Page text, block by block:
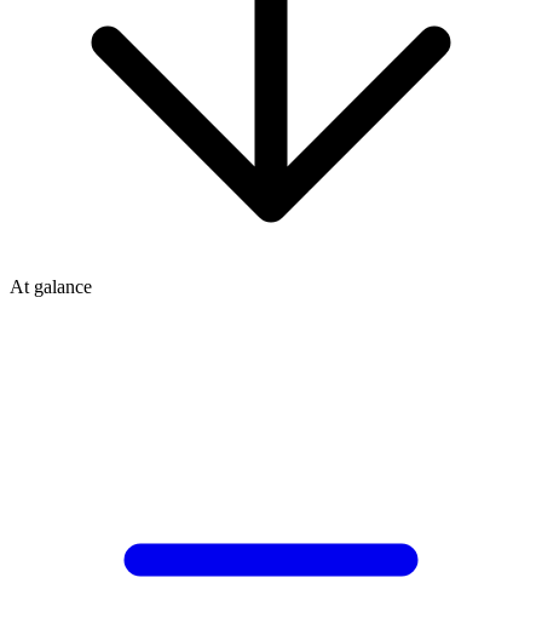
At galance